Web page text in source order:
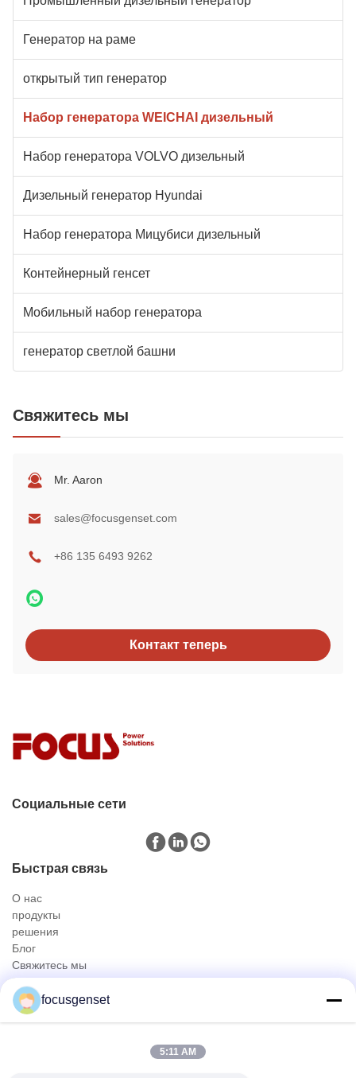
Генератор на раме
открытый тип генератор
Набор генератора WEICHAI дизельный
Набор генератора VOLVO дизельный
Дизельный генератор Hyundai
Набор генератора Мицубиси дизельный
Контейнерный генсет
Мобильный набор генератора
генератор светлой башни
Свяжитесь мы
Mr. Aaron
sales@focusgenset.com
+86 135 6493 9262
Контакт теперь
Социальные сети
Быстрая связь
О нас
продукты
решения
Блог
Свяжитесь мы
Cummins Diesel Generator Set
Набор генератора SDEC дизельный
Генераторная установка Prime Power
focusgenset
5:11 AM